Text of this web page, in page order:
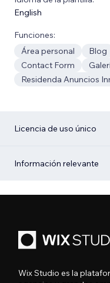
English
Funciones:
Área personal
Blog
Contact Form
Residenda Anuncios
Licencia de uso único
Información relevante
Wix Studio es la